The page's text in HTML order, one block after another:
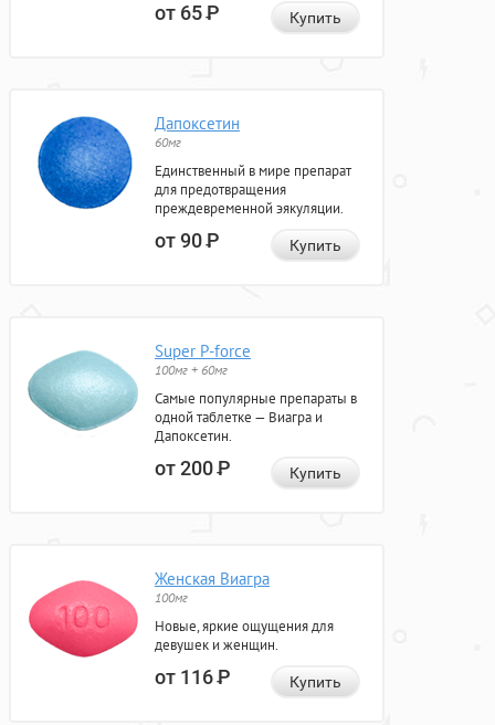
от 65Р Купить
Дапоксетин
60мг
Единственный в мире препарат
для предотвращения
преждевременной эякуляции.
от 90Р Купить
Super P-force
100мг + 60мг
Самые популярные препараты в
одной таблетке — Виагра и
Дапоксетин.
от 200Р Купить
Женская Виагра
100мг
Новые, яркие ощущения для
девушек и женщин.
от 116Р Купить